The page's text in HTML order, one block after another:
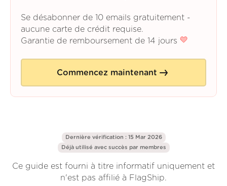
Se désabonner de 10 emails gratuitement -
aucune carte de crédit requise.
Garantie de remboursement de 14 jours
Commencez maintenant
Dernière vérification : 15 Mar 2026
Déjà utilisé avec succès par membres
Ce guide est fourni à titre informatif uniquement et
n'est pas affilié à FlagShip.